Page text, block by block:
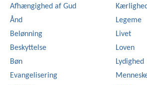
Afhængighed af Gud
Ånd
Belønning
Beskyttelse
Bøn
Evangelisering
Kærlighed
Legeme
Livet
Loven
Lydighed